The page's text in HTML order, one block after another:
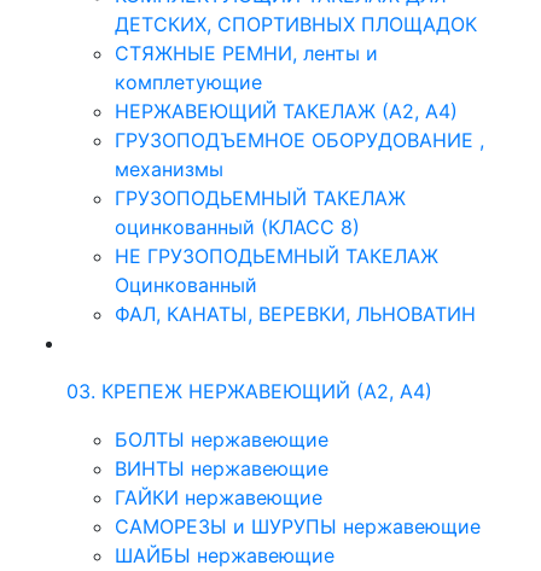
ДЕТСКИХ, СПОРТИВНЫХ ПЛОЩАДОК
СТЯЖНЫЕ РЕМНИ, ленты и
комплетующие
НЕРЖАВЕЮЩИЙ ТАКЕЛАЖ (А2, А4)
ГРУЗОПОДЪЕМНОЕ ОБОРУДОВАНИЕ ,
механизмы
ГРУЗОПОДЬЕМНЫЙ ТАКЕЛАЖ
оцинкованный (КЛАСС 8)
НЕ ГРУЗОПОДЬЕМНЫЙ ТАКЕЛАЖ
Оцинкованный
ФАЛ, КАНАТЫ, ВЕРЕВКИ, ЛЬНОВАТИН
03. КРЕПЕЖ НЕРЖАВЕЮЩИЙ (А2, А4)
БОЛТЫ нержавеющие
ВИНТЫ нержавеющие
ГАЙКИ нержавеющие
САМОРЕЗЫ и ШУРУПЫ нержавеющие
ШАЙБЫ нержавеющие